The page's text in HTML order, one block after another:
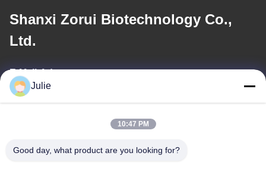
Shanxi Zorui Biotechnology Co.,
Ltd.
E-Mail-Adresse
Julie
10:47 PM
Good day, what product are you looking for?